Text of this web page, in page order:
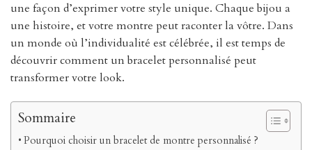
une façon d’exprimer votre style unique. Chaque bijou a
une histoire, et votre montre peut raconter la vôtre. Dans
un monde où l’individualité est célébrée, il est temps de
découvrir comment un bracelet personnalisé peut
transformer votre look.
Sommaire
Pourquoi choisir un bracelet de montre personnalisé ?